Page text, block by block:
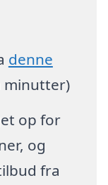
denne
op for
og
fra